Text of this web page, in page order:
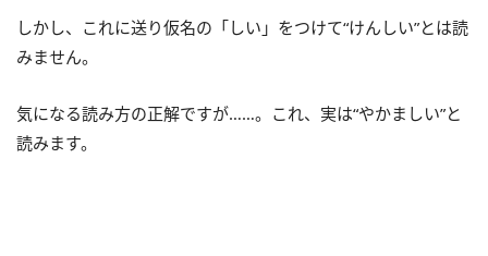
しかし、これに送り仮名の「しい」をつけて“けんしい”とは読
みません。
気になる読み方の正解ですが……。これ、実は“やかましい”と
読みます。